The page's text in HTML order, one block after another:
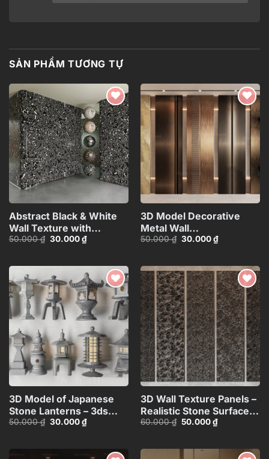
SẢN PHẨM TƯƠNG TỰ
Add to
wishlist
Abstract Black & White
Wall Texture with
Spherical Materials
50.000₫ Giá
30.000₫Giá
hiện
30.000 ₫.
Add to
wishlist
3D Model Decorative
Metal Wall
Panels_106389229
50.000₫ Giá
30.000₫Giá
hiện
30.000 ₫.
Add to
wishlist
3D Model of Japanese
Stone Lanterns – 3ds
Max_HCI4803718257312
50.000₫ Giá
30.000₫Giá
hiện
30.000 ₫.
Add to
wishlist
3D Wall Texture Panels –
Realistic Stone Surface
Model_15599058
60.000₫ Giá
50.000₫Giá
hiện
50.000 ₫.